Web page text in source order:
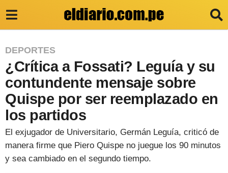
3
a
ñ
o
s
d
e
s
DEPORTES
¿Crítica a Fossati? Leguía y su
contundente mensaje sobre
Quispe por ser reemplazado en
los partidos
El exjugador de Universitario, Germán Leguía, criticó de
manera firme que Piero Quispe no juegue los 90 minutos
y sea cambiado en el segundo tiempo.